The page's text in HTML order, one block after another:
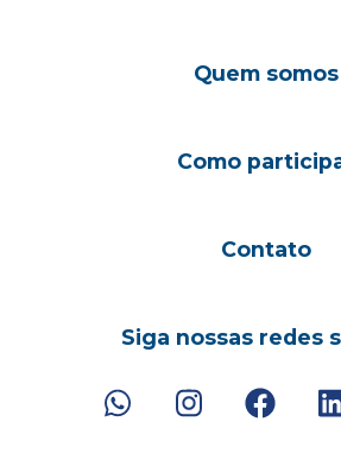
Quem somos
Como
Contato
Siga nossas redes